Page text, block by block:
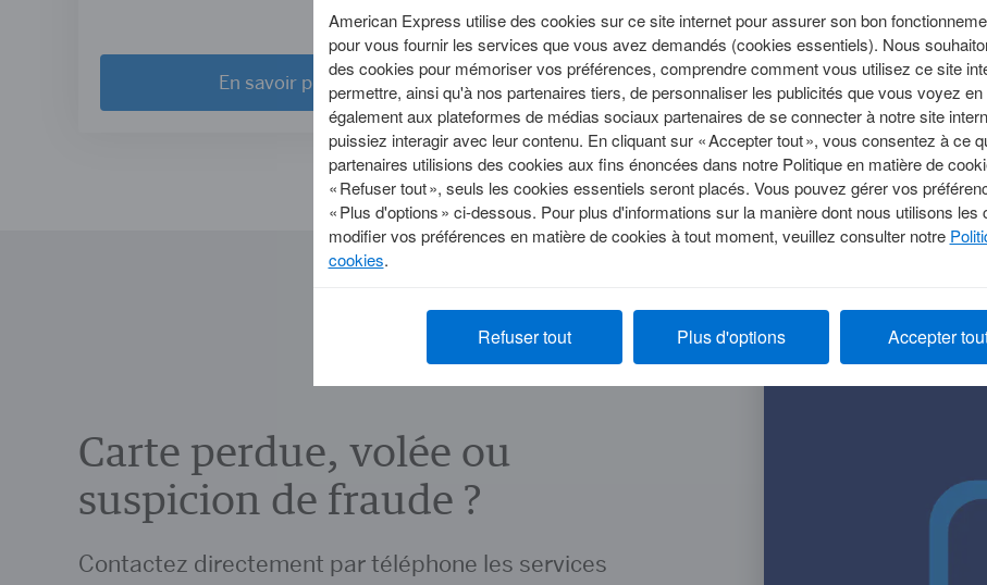
En savoir plus En savoir plus
Carte perdue, volée ou
suspicion de fraude ?
Contactez directement par téléphone les services
American Express utilise des cookies sur ce site internet pour assurer son bon
pour vous fournir les services que vous avez demandés (cookies essentiels). Nous
des cookies pour mémoriser vos préférences, comprendre comment vous utilisez ce site
permettre, ainsi qu'à nos partenaires tiers, de personnaliser les publicités que vous voyez
également aux plateformes de médias sociaux partenaires de se connecter à notre site
puissiez interagir avec leur contenu. En cliquant sur « Accepter tout », vous consentez à ce
partenaires utilisions des cookies aux fins énoncées dans notre Politique en matière de
« Refuser tout », seuls les cookies essentiels seront placés. Vous pouvez gérer vos
« Plus d'options » ci-dessous. Pour plus d'informations sur la manière dont nous utilisons les
modifier vos préférences en matière de cookies à tout moment, veuillez consulter notre
cookies.
Refuser tout Plus d'options Accepter